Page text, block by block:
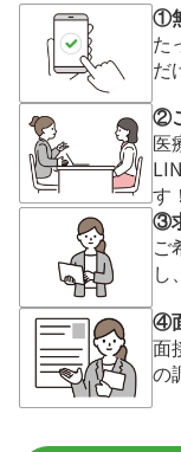
①
た
だ
②
医
す！
③
ご
し
④
面
の